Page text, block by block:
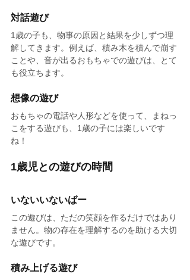
対話遊び
1歳の子も、物事の原因と結果を少しずつ理
解してきます。例えば、積み木を積んで崩す
ことや、音が出るおもちゃでの遊びは、とて
も役立ちます。
想像の遊び
おもちゃの電話や人形などを使って、まねっ
こをする遊びも、1歳の子には楽しいです
ね！
1歳児との遊びの時間
いないいないばー
この遊びは、ただの笑顔を作るだけではあり
ません。物の存在を理解するのを助ける大切
な遊びです。
積み上げる遊び